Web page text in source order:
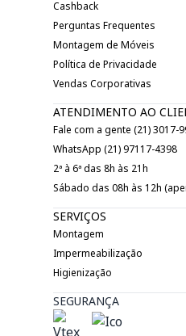
Cashback
Perguntas Frequentes
Montagem de Móveis
Política de Privacidade
Vendas Corporativas
ATENDIMENTO AO
Fale com a gente (21) 3017-
WhatsApp (21) 97117-4398
2ª à 6ª das 8h às 21h
Sábado das 08h às 12h
SERVIÇOS
Montagem
Impermeabilização
Higienização
SEGURANÇA